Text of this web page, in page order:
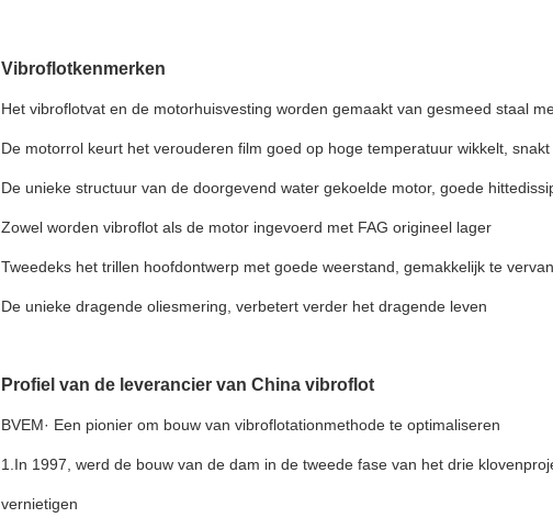
Vibroflotkenmerken
Het vibroflotvat en de motorhuisvesting worden gemaakt van gesmeed staal
De motorrol keurt het verouderen film goed op hoge temperatuur wikkelt,
De unieke structuur van de doorgevend water gekoelde motor, goede
Zowel worden vibroflot als de motor ingevoerd met FAG origineel lager
Tweedeks het trillen hoofdontwerp met goede weerstand, gemakkelijk te
De unieke dragende oliesmering, verbetert verder het dragende leven
Profiel van de leverancier van China vibroflot
BVEM· Een pionier om bouw van vibroflotationmethode te optimaliseren
1.In 1997, werd de bouw van de dam in de tweede fase van het drie
vernietigen